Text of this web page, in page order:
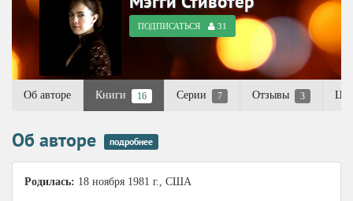
ПОДПИСАТЬСЯ 31
Об авторе Книги 16 Серии 7 Отзывы 3
Об авторе подробнее
Родилась: 18 ноября 1981 г., США